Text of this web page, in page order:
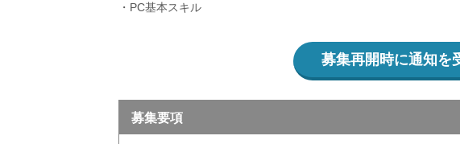
・PC基本スキル
募集再開時に通知を
募集要項